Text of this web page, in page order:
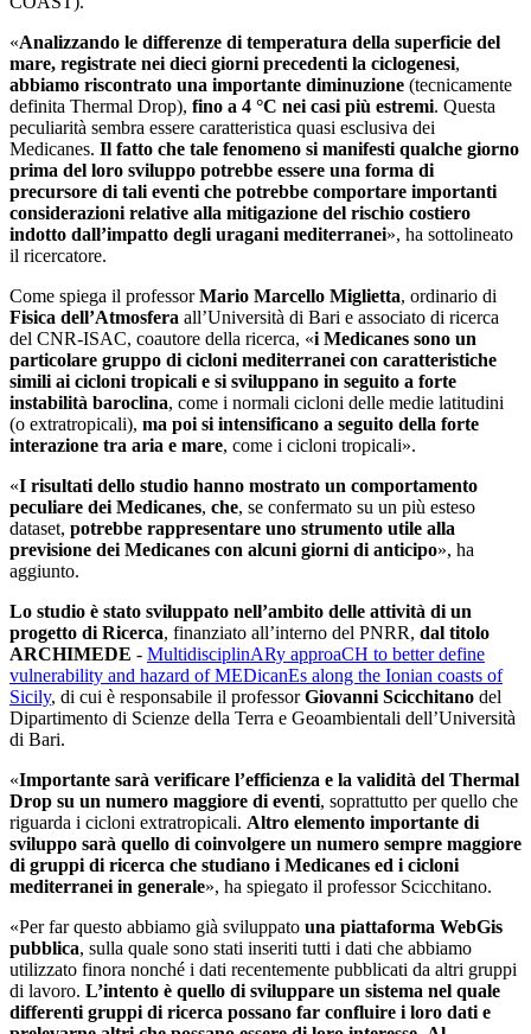
«Analizzando le differenze di temperatura della superficie del
mare, registrate nei dieci giorni precedenti la ciclogenesi,
abbiamo riscontrato una importante diminuzione (tecnicamente
definita Thermal Drop), fino a 4 °C nei casi più estremi. Questa
peculiarità sembra essere caratteristica quasi esclusiva dei
Medicanes. Il fatto che tale fenomeno si manifesti qualche giorno
prima del loro sviluppo potrebbe essere una forma di
precursore di tali eventi che potrebbe comportare importanti
considerazioni relative alla mitigazione del rischio costiero
indotto dall’impatto degli uragani mediterranei», ha sottolineato
il ricercatore.
Come spiega il professorMario Marcello Miglietta, ordinario di
Fisica dell’Atmosfera all’Università di Bari e associato di ricerca
del CNR-ISAC, coautore della ricerca, «i Medicanes sono un
particolare gruppo di cicloni mediterranei con caratteristiche
simili ai cicloni tropicali e si sviluppano in seguito a forte
instabilità baroclina, come i normali cicloni delle medie latitudini
(o extratropicali), ma poi si intensificano a seguito della forte
interazione tra aria e mare, come i cicloni tropicali».
«I risultati dello studio hanno mostrato un comportamento
peculiare dei Medicanes, che, se confermato su un più esteso
dataset, potrebbe rappresentare uno strumento utile alla
previsione dei Medicanes con alcuni giorni di anticipo», ha
aggiunto.
Lo studio è stato sviluppato nell’ambito delle attività di un
progetto di Ricerca, finanziato all’interno del PNRR, dal titolo
ARCHIMEDE - MultidisciplinARy approaCH to better define
vulnerability and hazard of MEDicanEs along the Ionian coasts of
Sicily, di cui è responsabile il professorGiovanni Scicchitano del
Dipartimento di Scienze della Terra e Geoambientali dell’Università
di Bari.
«Importante sarà verificare l’efficienza e la validità del Thermal
Drop su un numero maggiore di eventi, soprattutto per quello che
riguarda i cicloni extratropicali. Altro elemento importante di
sviluppo sarà quello di coinvolgere un numero sempre maggiore
di gruppi di ricerca che studiano i Medicanes ed i cicloni
mediterranei in generale», ha spiegato il professor Scicchitano.
«Per far questo abbiamo già sviluppato una piattaforma WebGis
pubblica, sulla quale sono stati inseriti tutti i dati che abbiamo
utilizzato finora nonché i dati recentemente pubblicati da altri gruppi
di lavoro. L’intento è quello di sviluppare un sistema nel quale
differenti gruppi di ricerca possano far confluire i loro dati e